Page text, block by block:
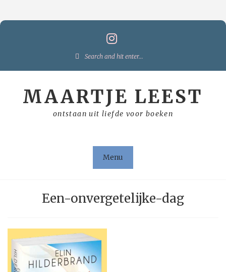
Search
MAARTJE LEEST
ontstaan uit liefde voor boeken
Menu
Een-onvergetelijke-dag